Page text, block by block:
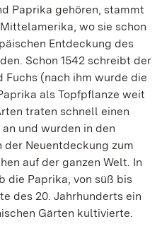
Paprika gehören, stammt
wo sie schon
Entdeckung des
Schon 1542 schreibt der
Fuchs (nach ihm wurde die
als Topfpflanze weit
traten schnell einen
und wurden in den
der Neuentdeckung zum
auf der ganzen Welt. In
die Paprika, von süß bis
des 20. Jahrhunderts ein
Gärten kultivierte.